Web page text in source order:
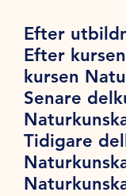
Efter
Efter
kursen
Senare
Tidigare